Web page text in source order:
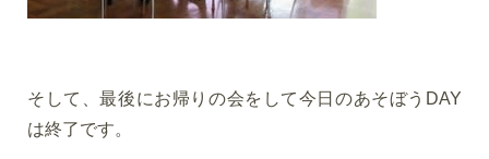
そして、最後にお帰りの会をして今日のあそぼうDAY
は終了です。